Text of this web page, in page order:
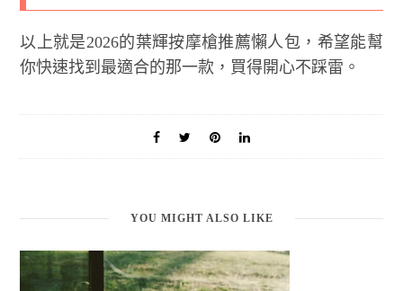
以上就是2026的葉輝按摩槍推薦懶人包，希望能幫
你快速找到最適合的那一款，買得開心不踩雷。
YOU MIGHT ALSO LIKE